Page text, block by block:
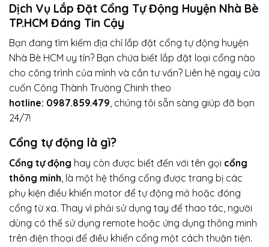
Dịch Vụ Lắp Đặt Cổng Tự Động Huyện Nhà Bè
TP.HCM Đáng Tin Cậy
Bạn đang tìm kiếm địa chỉ lắp đặt cổng tự động huyện
Nhà Bè HCM uy tín? Bạn chứa biết lắp đặt loại cổng nào
cho công trình của mình và cần tư vấn? Liên hệ ngay cửa
cuốn Công Thành Trường Chinh theo
hotline: 0987.859.479, chúng tôi sẵn sàng giúp đỡ bạn
24/7!
Cổng tự động là gì?
Cổng tự động hay còn được biết đến với tên gọi cổng
thông minh , là một hệ thống cổng được trang bị các
phụ kiện điều khiển motor để tự động mở hoặc đóng
cổng từ xa. Thay vì phải sử dụng tay để thao tác, người
dùng có thể sử dụng remote hoặc ứng dụng thông minh
trên điện thoại để điều khiển cổng một cách thuận tiện.